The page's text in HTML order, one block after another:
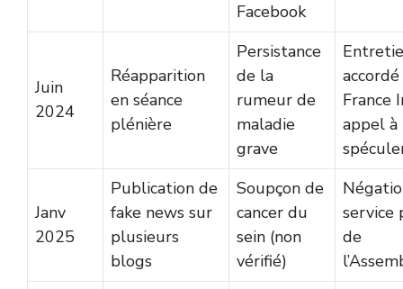
Facebook
Juin
2024
Réapparition
en séance
plénière
Persistance
de la
rumeur de
maladie
grave
accordé
France
appel à
Janv
2025
Publication de
fake news sur
plusieurs
blogs
Soupçon de
cancer du
sein (non
vérifié)
service
de